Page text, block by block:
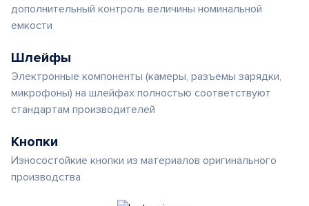
дополнительный контроль величины номинальной
емкости
Шлейфы
Электронные компоненты (камеры, разъемы зарядки,
микрофоны) на шлейфах полностью соответствуют
стандартам производителей
Кнопки
Износостойкие кнопки из материалов оригинального
производства